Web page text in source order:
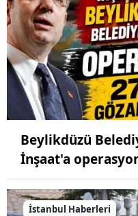
Beylikdüzü
İnşaat'a
İstanbul Haberleri